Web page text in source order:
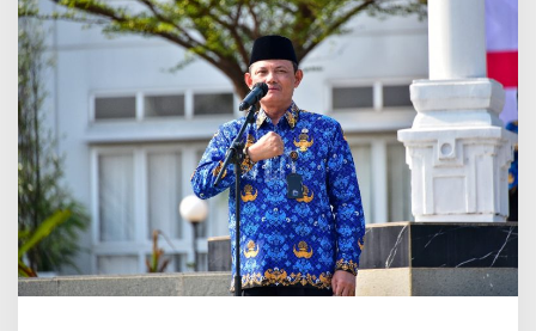
Membangun
Semangat
Kolaborasi
dalam
Memajukan
Negeri